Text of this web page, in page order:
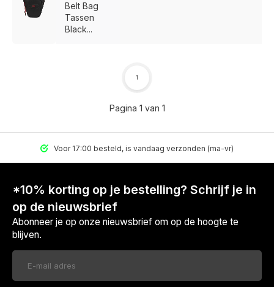
Belt Bag
Tassen
Black...
Pagina 1 van 1
1
Voor 17:00 besteld, is vandaag verzonden (ma-vr)
*10% korting op je bestelling? Schrijf je in
op de nieuwsbrief
Abonneer je op onze nieuwsbrief om op de hoogte te
blijven.